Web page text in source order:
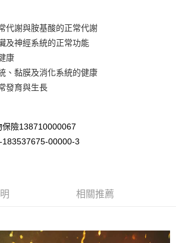
】
及費用金額請依後續交易確認頁面所載為準。
到商品之後才付款」的支付方式。 讓您購物簡單
務後，再付款。
代謝與胺基酸的正常代謝
及神經系統的正常功能
康
、黏膜及消化系統的健康
發育與生長
保險138710000067
183537675-00000-3
相關推薦